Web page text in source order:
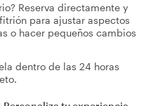
Reserva directamente y
para ajustar aspectos
o hacer pequeños cambios
dentro de las 24 horas